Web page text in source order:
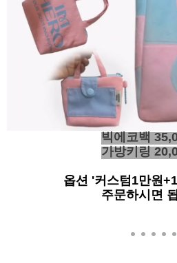
빅에코백
가방키링
옵션 '커스텀1만원
주문하시면